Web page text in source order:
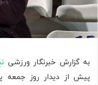
به گزارش خبرنگار ورزشی
پیش از دیدار روز جمعه